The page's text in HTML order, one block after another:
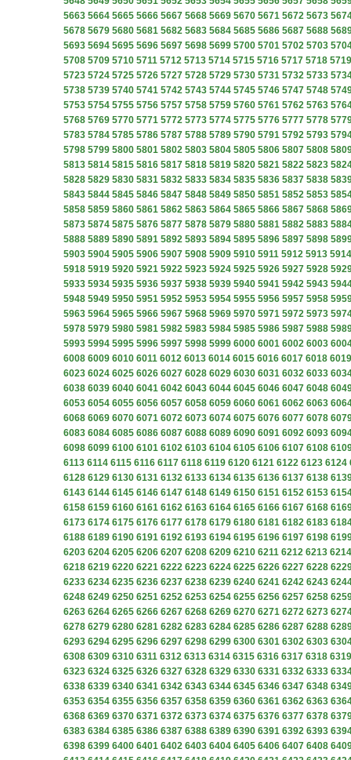
5663 5664 5665 5666 5667 5668 5669 5670 5671 5672 5673
5678 5679 5680 5681 5682 5683 5684 5685 5686 5687 5688
5693 5694 5695 5696 5697 5698 5699 5700 5701 5702 5703
5708 5709 5710 5711 5712 5713 5714 5715 5716 5717 5718 5719
5723 5724 5725 5726 5727 5728 5729 5730 5731 5732 5733
5738 5739 5740 5741 5742 5743 5744 5745 5746 5747 5748
5753 5754 5755 5756 5757 5758 5759 5760 5761 5762 5763
5768 5769 5770 5771 5772 5773 5774 5775 5776 5777 5778
5783 5784 5785 5786 5787 5788 5789 5790 5791 5792 5793
5798 5799 5800 5801 5802 5803 5804 5805 5806 5807 5808
5813 5814 5815 5816 5817 5818 5819 5820 5821 5822 5823
5828 5829 5830 5831 5832 5833 5834 5835 5836 5837 5838
5843 5844 5845 5846 5847 5848 5849 5850 5851 5852 5853
5858 5859 5860 5861 5862 5863 5864 5865 5866 5867 5868
5873 5874 5875 5876 5877 5878 5879 5880 5881 5882 5883
5888 5889 5890 5891 5892 5893 5894 5895 5896 5897 5898
5903 5904 5905 5906 5907 5908 5909 5910 5911 5912 5913 5914
5918 5919 5920 5921 5922 5923 5924 5925 5926 5927 5928
5933 5934 5935 5936 5937 5938 5939 5940 5941 5942 5943
5948 5949 5950 5951 5952 5953 5954 5955 5956 5957 5958
5963 5964 5965 5966 5967 5968 5969 5970 5971 5972 5973
5978 5979 5980 5981 5982 5983 5984 5985 5986 5987 5988
5993 5994 5995 5996 5997 5998 5999 6000 6001 6002 6003
6008 6009 6010 6011 6012 6013 6014 6015 6016 6017 6018 6019
6023 6024 6025 6026 6027 6028 6029 6030 6031 6032 6033
6038 6039 6040 6041 6042 6043 6044 6045 6046 6047 6048
6053 6054 6055 6056 6057 6058 6059 6060 6061 6062 6063
6068 6069 6070 6071 6072 6073 6074 6075 6076 6077 6078
6083 6084 6085 6086 6087 6088 6089 6090 6091 6092 6093
6098 6099 6100 6101 6102 6103 6104 6105 6106 6107 6108
6113 6114 6115 6116 6117 6118 6119 6120 6121 6122 6123 6124
6128 6129 6130 6131 6132 6133 6134 6135 6136 6137 6138
6143 6144 6145 6146 6147 6148 6149 6150 6151 6152 6153
6158 6159 6160 6161 6162 6163 6164 6165 6166 6167 6168
6173 6174 6175 6176 6177 6178 6179 6180 6181 6182 6183
6188 6189 6190 6191 6192 6193 6194 6195 6196 6197 6198
6203 6204 6205 6206 6207 6208 6209 6210 6211 6212 6213 6214
6218 6219 6220 6221 6222 6223 6224 6225 6226 6227 6228
6233 6234 6235 6236 6237 6238 6239 6240 6241 6242 6243
6248 6249 6250 6251 6252 6253 6254 6255 6256 6257 6258
6263 6264 6265 6266 6267 6268 6269 6270 6271 6272 6273
6278 6279 6280 6281 6282 6283 6284 6285 6286 6287 6288
6293 6294 6295 6296 6297 6298 6299 6300 6301 6302 6303
6308 6309 6310 6311 6312 6313 6314 6315 6316 6317 6318 6319
6323 6324 6325 6326 6327 6328 6329 6330 6331 6332 6333
6338 6339 6340 6341 6342 6343 6344 6345 6346 6347 6348
6353 6354 6355 6356 6357 6358 6359 6360 6361 6362 6363
6368 6369 6370 6371 6372 6373 6374 6375 6376 6377 6378
6383 6384 6385 6386 6387 6388 6389 6390 6391 6392 6393
6398 6399 6400 6401 6402 6403 6404 6405 6406 6407 6408